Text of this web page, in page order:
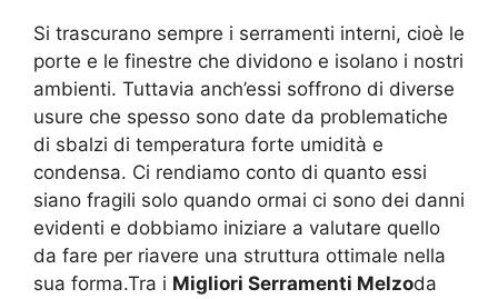
Si trascurano sempre i serramenti interni, cioè le
porte e le finestre che dividono e isolano i nostri
ambienti. Tuttavia anch’essi soffrono di diverse
usure che spesso sono date da problematiche
di sbalzi di temperatura forte umidità e
condensa. Ci rendiamo conto di quanto essi
siano fragili solo quando ormai ci sono dei danni
evidenti e dobbiamo iniziare a valutare quello
da fare per riavere una struttura ottimale nella
sua forma.Tra i Migliori Serramenti Melzoda